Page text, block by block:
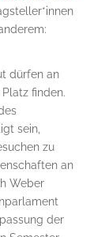
dürfen an
finden.
sein,
zu
an
Weber
der